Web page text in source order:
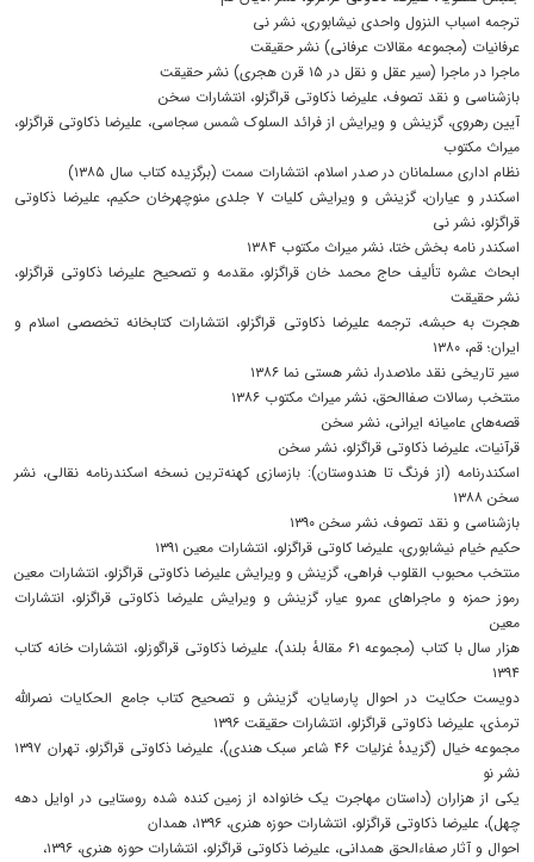
ترجمه اسباب النزول واحدی نیشابوری، نشر نی
عرفانیات (مجموعه مقالات عرفانی) نشر حقیقت
ماجرا در ماجرا (سیر عقل و نقل در ۱۵ قرن هجری) نشر حقیقت
بازشناسی و نقد تصوف، علیرضا ذکاوتی قراگزلو، انتشارات سخن
آیین رهروی، گزینش و ویرایش از فرائد السلوک شمس سجاسی، علیرضا ذکاوتی قراگزلو،
میراث مکتوب
نظام اداری مسلمانان در صدر اسلام، انتشارات سمت (برگزیده کتاب سال ۱۳۸۵)
اسکندر و عیاران، گزینش و ویرایش کلیات ۷ جلدی منوچهرخان حکیم، علیرضا ذکاوتی
قراگزلو، نشر نی
اسکندر نامه بخش ختا، نشر میراث مکتوب ۱۳۸۴
ابحاث عشره تألیف حاج محمد خان قراگزلو، مقدمه و تصحیح علیرضا ذکاوتی قراگزلو،
نشر حقیقت
هجرت به حبشه، ترجمه علیرضا ذکاوتی قراگزلو، انتشارات کتابخانه تخصصی اسلام و
ایران؛ قم، ۱۳۸۰
سیر تاریخی نقد ملاصدرا، نشر هستی نما ۱۳۸۶
منتخب رسالات صفاالحق، نشر میراث مکتوب ۱۳۸۶
قصه‌های عامیانه ایرانی، نشر سخن
قرآنیات، علیرضا ذکاوتی قراگزلو، نشر سخن
اسکندرنامه (از فرنگ تا هندوستان): بازسازی کهنه‌ترین نسخه اسکندرنامه نقالی، نشر
سخن ۱۳۸۸
بازشناسی و نقد تصوف، نشر سخن ۱۳۹۰
حکیم خیام نیشابوری، علیرضا کاوتی قراگزلو، انتشارات معین ۱۳۹۱
منتخب محبوب القلوب فراهی، گزینش و ویرایش علیرضا ذکاوتی قراگزلو، انتشارات معین
رموز حمزه و ماجراهای عمرو عیار، گزینش و ویرایش علیرضا ذکاوتی قراگزلو، انتشارات
معین
هزار سال با کتاب (مجموعه ۶۱ مقالهٔ بلند)، علیرضا ذکاوتی قراگوزلو، انتشارات خانه کتاب
۱۳۹۴
دویست حکایت در احوال پارسایان، گزینش و تصحیح کتاب جامع الحکایات نصرالله
ترمذی، علیرضا ذکاوتی قراگزلو، انتشارات حقیقت ۱۳۹۶
مجموعه خیال (گزیدهٔ غزلیات ۴۶ شاعر سبک هندی)، علیرضا ذکاوتی قراگزلو، تهران ۱۳۹۷
نشر نو
یکی از هزاران (داستان مهاجرت یک خانواده از زمین کنده شده روستایی در اوایل دهه
چهل)، علیرضا ذکاوتی قراگزلو، انتشارات حوزه هنری، ۱۳۹۶، همدان
احوال و آثار صفاءالحق همدانی، علیرضا ذکاوتی قراگزلو، انتشارات حوزه هنری، ۱۳۹۶،